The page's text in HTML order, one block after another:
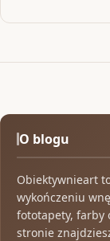
O blogu
Obiektywnieart
wykończeniu
fototapety, farby
stronie